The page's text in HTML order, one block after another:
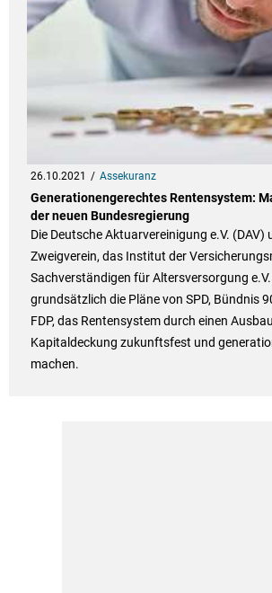
26.10.2021 Assekuranz
Generationengerechtes Rentensystem:
der neuen Bundesregierung
Die Deutsche Aktuarvereinigung e.V. (DAV)
Zweigverein, das Institut der
Sachverständigen für Altersversorgung
grundsätzlich die Pläne von SPD, Bündnis
FDP, das Rentensystem durch einen
Kapitaldeckung zukunftsfest und
machen.